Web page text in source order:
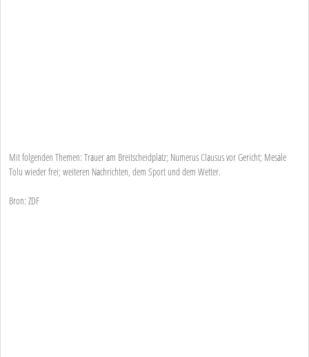
Mit folgenden Themen: Trauer am Breitscheidplatz; Numerus Clausus vor Gericht; Mesale
Tolu wieder frei; weiteren Nachrichten, dem Sport und dem Wetter.
Bron: ZDF